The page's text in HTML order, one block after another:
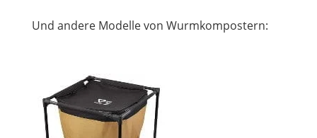
Und andere Modelle von Wurmkompostern: